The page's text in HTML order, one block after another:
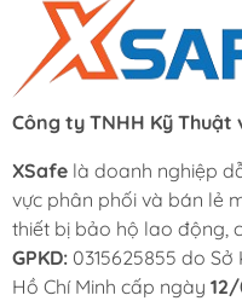
Công ty TNHH Kỹ Thuật
XSafe là doanh nghiệp
vực phân phối và bán lẻ
thiết bị bảo hộ lao động,
GPKD: 0315625855 do
Hồ Chí Minh cấp ngày